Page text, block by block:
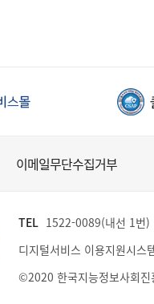
이메일무단수집거부
TEL 1522-0089(내선 1번
디지털서비스 이용지원시스
©2020 한국지능정보사회진